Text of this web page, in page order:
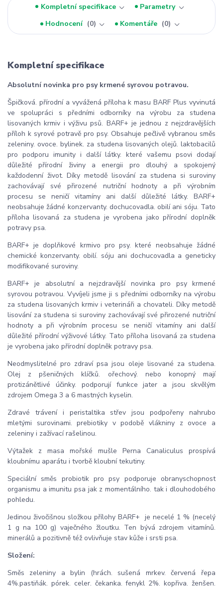
Kompletní specifikace
Parametry
Hodnocení
0 Komentáře 0
Kompletní specifikace
Absolutní novinka pro psy krmené syrovou potravou.
Špičková. přírodní a vyvážená příloha k masu BARF Plus vyvinutá
ve spolupráci s předními odborníky na výrobu za studena
lisovaných krmiv i výživu psů. BARF+ je jednou z nejzdravějších
příloh k syrové potravě pro psy. Obsahuje pečlivě vybranou směs
zeleniny. ovoce. bylinek. za studena lisovaných olejů. laktobacilů
pro podporu imunity i další látky. které vašemu psovi dodají
důležité přírodní živiny a energii pro dlouhý a spokojený
každodenní život. Díky metodě lisování za studena si suroviny
zachovávají své přirozené nutriční hodnoty a při výrobním
procesu se neničí vitamíny ani další důležité látky. BARF+
neobsahuje žádné konzervanty. dochucovadla. obilí ani sóju. Tato
příloha lisovaná za studena je vyrobena jako přírodní doplněk
potravy psa.
BARF+ je doplňkové krmivo pro psy. které neobsahuje žádné
chemické konzervanty. obilí. sóju ani dochucovadla a geneticky
modifikované suroviny.
BARF+ je absolutní a nejzdravější novinka pro psy krmené
syrovou potravou. Vyvíjeli jsme ji s předními odborníky na výrobu
za studena lisovaných krmiv i veterináři a chovateli. Díky metodě
lisování za studena si suroviny zachovávají své přirozené nutriční
hodnoty a při výrobním procesu se neničí vitamíny ani další
důležité přírodní výživové látky. Tato příloha lisovaná za studena
je vyrobena jako přírodní doplněk potravy psa.
Neodmyslitelné pro zdraví psa jsou oleje lisované za studena.
Olej z pšeničných klíčků. ořechový. nebo konopný mají
protizánětlivé účinky. podporují funkce jater a jsou skvělým
zdrojem Omega 3 a 6 mastných kyselin.
Zdravé trávení i peristaltika střev jsou podpořeny nahrubo
mletými surovinami. prebiotiky v podobě vlákniny z ovoce a
zeleniny i zažívací rašelinou.
Výtažek z masa mořské mušle Perna Canaliculus prospívá
kloubnímu aparátu i tvorbě kloubní tekutiny.
Speciální směs probiotik pro psy podporuje obranyschopnost
organismu a imunitu psa jak z momentálního. tak i dlouhodobého
pohledu.
Jedinou živočišnou složkou přílohy BARF+ je necelé 1 % (necelý
1 g na 100 g) vaječného žloutku. Ten bývá zdrojem vitamínů.
minerálů a pozitivně též ovlivňuje stav kůže i srsti psa.
Složení:
Směs zeleniny a bylin (hrách. sušená mrkev. červená řepa
4%.pastiňák. pórek. celer. čekanka. fenykl 2%. kopřiva. ženšen.